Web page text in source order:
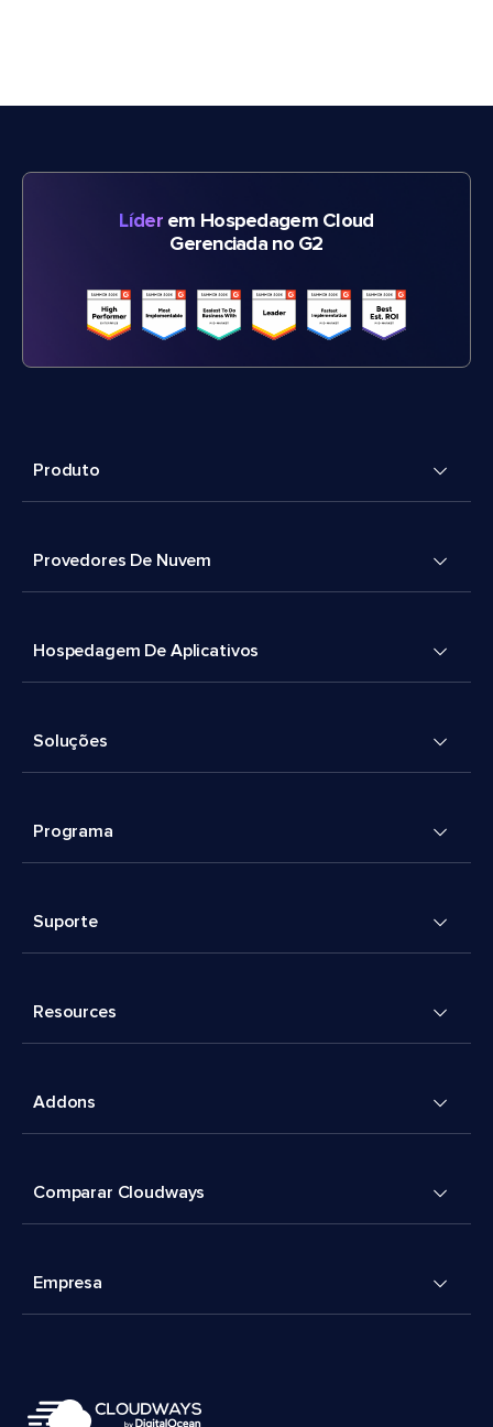
Líderem Hospedagem Cloud
Gerenciada no G2
Produto
Provedores De Nuvem
Hospedagem De Aplicativos
Soluções
Programa
Suporte
Resources
Addons
Comparar Cloudways
Empresa